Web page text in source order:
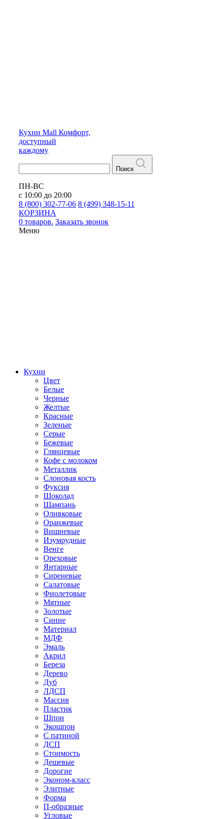
Кухни Mall Комфорт,
доступный
каждому
Поиск
ПН-ВС
с 10:00 до 20:00
8 (800) 302-77-06 8 (499) 348-15-11
КОРЗИНА
0 товаров. Заказать звонок
Меню
Кухни
Цвет
Белые
Черные
Желтые
Красные
Зеленые
Серые
Бежевые
Глянцевые
Кофе с молоком
Металлик
Слоновая кость
Фуксия
Шоколад
Шампань
Оливковые
Оранжевые
Вишневые
Изумрудные
Венге
Ореховые
Янтарные
Сиреневые
Салатовые
Фиолетовые
Мятные
Золотые
Синие
Материал
МДФ
Эмаль
Акрил
Береза
Дерево
Дуб
ЛДСП
Массив
Пластик
Шпон
Экошпон
С патиной
ДСП
Стоимость
Дешевые
Дорогие
Эконом-класс
Элитные
Форма
П-образные
Угловые